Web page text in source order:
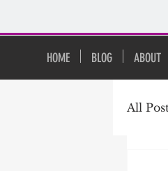
HOME BLOG ABOUT
All